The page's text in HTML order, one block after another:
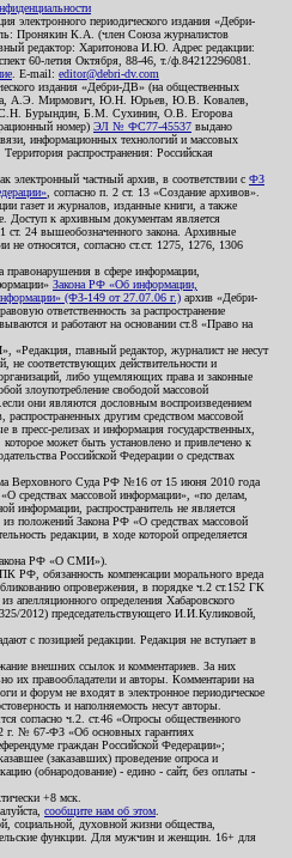
электронного периодического издания «Дебри-
Пронякин К.А. (член Союза журналистов
редактор: Харитонова И.Ю. Адрес редакции:
60-летия Октября, 88-46, т./ф.84212296081.
. E-mail: editor@debri-dv.com
издания «Дебри-ДВ» (на общественных
А.Э. Мирмович, Ю.Н. Юрьев, Ю.В. Ковалев,
Бурындин, Б.М. Сухинин, О.В. Егорова
номер) ЭЛ № ФС77-45537 выдано
информационных технологий и массовых
распространения: Российская
частный архив, в соответствии с ФЗ
, согласно п. 2 ст. 13 «Создание архивов».
газет и журналов, изданные книги, а также
Доступ к архивным документам является
ст. 24 вышеобозначенного закона. Архивные
не относятся, согласно ст.ст. 1275, 1276, 1306
правонарушения в сфере информации,
Закона РФ «Об информации,
(ФЗ-149 от 27.07.06 г.) архив «Дебри-
ответственность за распространение
и работают на основании ст.8 «Право на
главный редактор, журналист не несут
не соответствующих действительности и
либо ущемляющих права и законные
злоупотребление свободой массовой
они являются дословным воспроизведением
другим средством массовой
пресс-релизах и информация государственных,
может быть установлено и привлечено к
Российской Федерации о средствах
Верховного Суда РФ №16 от 15 июня 2010 года
средствах массовой информации», «по делам,
информации, распространитель не является
положений Закона РФ «О средствах массовой
редакции, в ходе которой определяется
РФ «О СМИ»).
РФ, обязанность компенсации морального вреда
опровержения, в порядке ч.2 ст.152 ГК
апелляционного определения Хабаровского
2012) председательствующего И.И.Куликовой,
с позицией редакции. Редакция не вступает в
внешних ссылок и комментариев. За них
их правообладатели и авторы. Комментарии на
и форум не входят в электронное периодическое
и наполняемость несут авторы.
согласно ч.2. ст.46 «Опросы общественного
г. № 67-ФЗ «Об основных гарантиях
граждан Российской Федерации»;
(заказавших) проведение опроса и
(обнародование) - едино - сайт, без оплаты -
+8 мск.
сообщите нам об этом
социальной, духовной жизни общества,
функции. Для мужчин и женщин. 16+ для